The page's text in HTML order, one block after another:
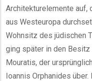
Architekturelemente auf,
aus Westeuropa
Wohnsitz des jüdischen
ging später in den
Mouratis, der
Ioannis Orphanides